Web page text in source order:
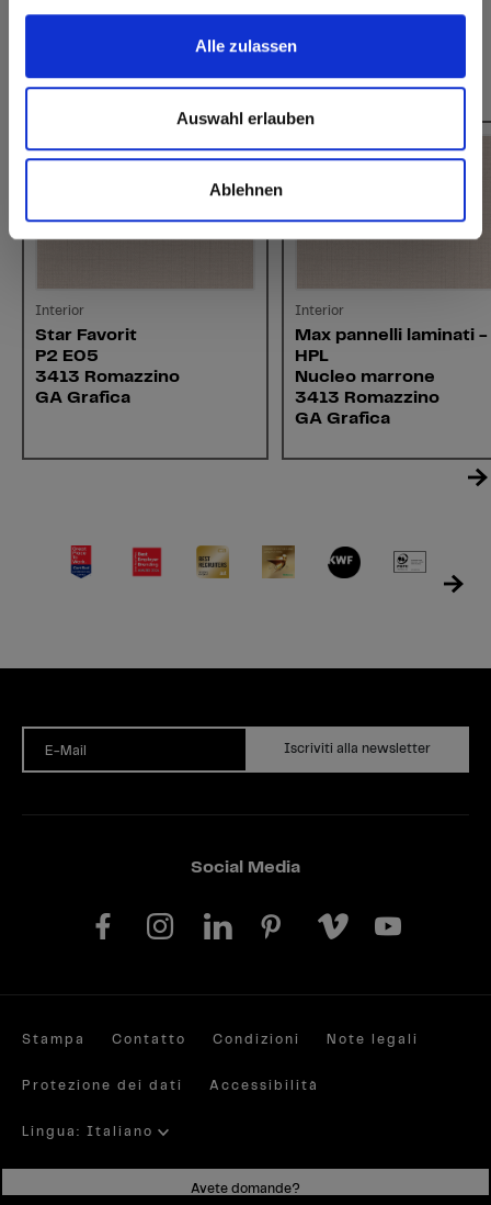
Alle zulassen
Auswahl erlauben
Ablehnen
Avete domande?
Questo potrebbe interessarti anche
Interior
Star Favorit
P2 E05
3413 Romazzino
GA Grafica
Interior
Max pannelli laminati -
HPL
Nucleo marrone
3413 Romazzino
GA Grafica
E-Mail Iscriviti alla newsletter
Social Media
Stampa Contatto Condizioni Note legali
Protezione dei dati Accessibilità
Lingua: Italiano